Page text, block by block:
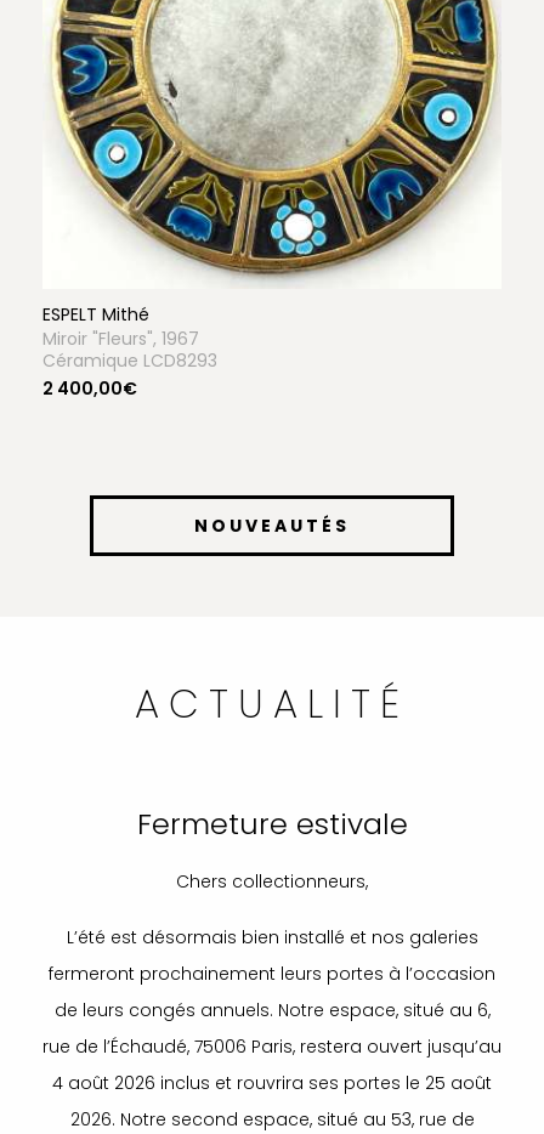
ESPELT Mithé
Miroir "Fleurs", 1967
Céramique LCD8293
2 400,00€
NOUVEAUTÉS
ACTUALITÉ
Fermeture estivale
Chers collectionneurs,
L’été est désormais bien installé et nos galeries
fermeront prochainement leurs portes à l’occasion
de leurs congés annuels. Notre espace, situé au 6,
rue de l’Échaudé, 75006 Paris, restera ouvert jusqu’au
4 août 2026 inclus et rouvrira ses portes le 25 août
2026. Notre second espace, situé au 53, rue de